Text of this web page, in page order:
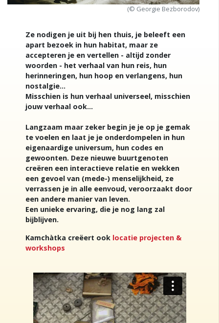
(© Georgie Bezborodov)
Ze nodigen je uit bij hen thuis, je beleeft een
apart bezoek in hun habitat, maar ze
accepteren je en vertellen - altijd zonder
woorden - het verhaal van hun reis, hun
herinneringen, hun hoop en verlangens, hun
nostalgie...
Misschien is hun verhaal universeel, misschien
jouw verhaal ook...
Langzaam maar zeker begin je je op je gemak
te voelen en laat je je onderdompelen in hun
eigenaardige universum, hun codes en
gewoonten. Deze nieuwe buurtgenoten
creëren een interactieve relatie en wekken
een gevoel van (mede-) menselijkheid, ze
verrassen je in alle eenvoud, veroorzaakt door
een andere manier van leven.
Een unieke ervaring, die je nog lang zal
bijblijven.
Kamchàtka creëert ook locatie projecten &
workshops